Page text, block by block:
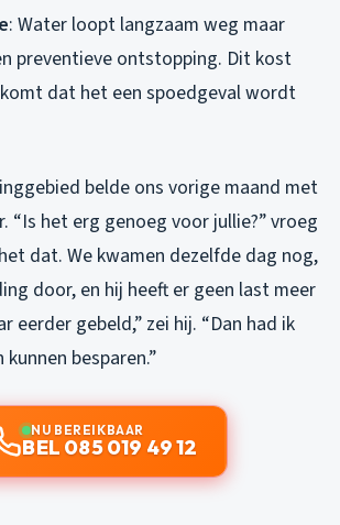
: Water loopt langzaam weg maar
preventieve ontstopping. Dit kost
dat het een spoedgeval wordt
belde ons vorige maand met
“Is het erg genoeg voor jullie?” vroeg
dat. We kwamen dezelfde dag nog,
door, en hij heeft er geen last meer
eerder gebeld,” zei hij. “Dan had ik
besparen.”
NU BEREIKBAAR
BEL 085 019 49 12